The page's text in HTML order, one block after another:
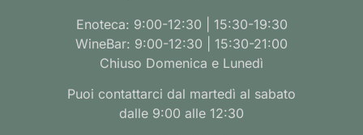
Enoteca: 9:00-12:30 | 15:30-19:30
WineBar: 9:00-12:30 | 15:30-21:00
Chiuso Domenica e Lunedì
Puoi contattarci dal martedì al sabato
dalle 9:00 alle 12:30